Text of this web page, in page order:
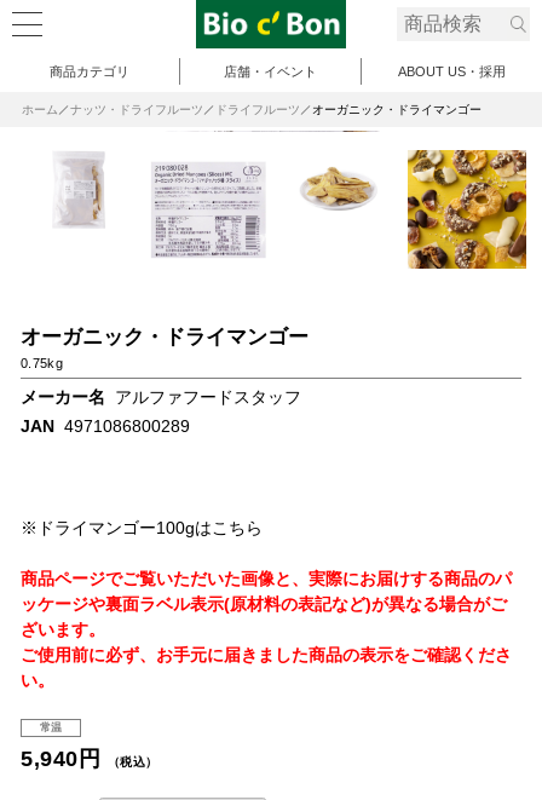
商品カテゴリ 店舗・イベント ABOUT US・採用
ホーム ナッツ・ドライフルーツ ドライフルーツ オーガニック・ドライマンゴー
オーガニック・ドライマンゴー
0.75kg
メーカー名
アルファフードスタッフ
JAN 4971086800289
※ドライマンゴー100gはこちら
商品ページでご覧いただいた画像と、実際にお届けする商品のパ
ッケージや裏面ラベル表示(原材料の表記など)が異なる場合がご
ざいます。
ご使用前に必ず、お手元に届きました商品の表示をご確認くださ
い。
常温
5,940円 （税込）